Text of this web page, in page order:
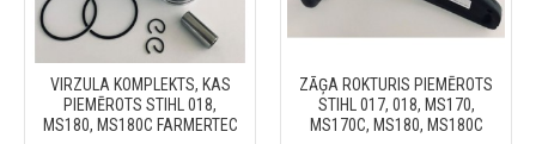
VIRZULA KOMPLEKTS, KAS
PIEMĒROTS STIHL 018,
MS180, MS180C FARMERTEC
ZĀĢA ROKTURIS PIEMĒROTS
STIHL 017, 018, MS170,
MS170C, MS180, MS180C